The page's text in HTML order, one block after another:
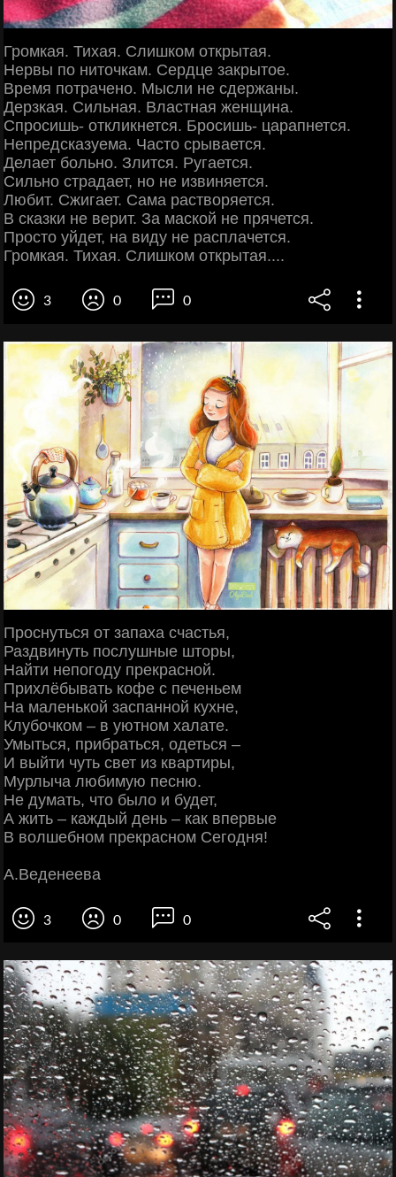
Громкая. Тихая. Слишком открытая.
Нервы по ниточкам. Сердце закрытое.
Время потрачено. Мысли не сдержаны.
Дерзкая. Сильная. Властная женщина.
Спросишь- откликнется. Бросишь- царапнется.
Непредсказуема. Часто срывается.
Делает больно. Злится. Ругается.
Сильно страдает, но не извиняется.
Любит. Сжигает. Сама растворяется.
В сказки не верит. За маской не прячется.
Просто уйдет, на виду не расплачется.
Громкая. Тихая. Слишком открытая....
3 0 0
Проснуться от запаха счастья,
Раздвинуть послушные шторы,
Найти непогоду прекрасной.
Прихлёбывать кофе с печеньем
На маленькой заспанной кухне,
Клубочком – в уютном халате.
Умыться, прибраться, одеться –
И выйти чуть свет из квартиры,
Мурлыча любимую песню.
Не думать, что было и будет,
А жить – каждый день – как впервые
В волшебном прекрасном Сегодня!
А.Веденеева
3 0 0